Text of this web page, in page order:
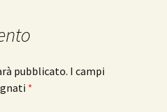
pubblicato. I campi
*